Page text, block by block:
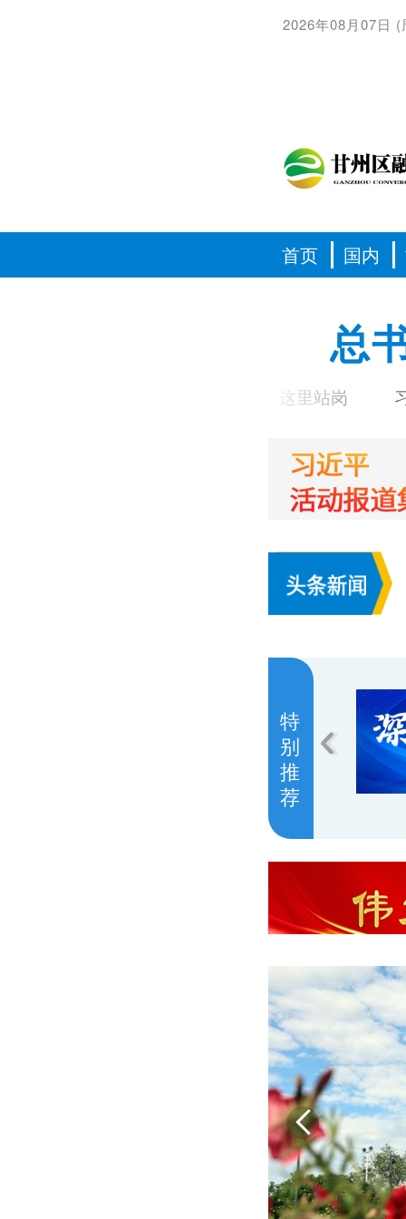
2026年08月07日 (
首页 国内
总
习语丨我和你们一起在这里站岗 习
特
别
推
荐
